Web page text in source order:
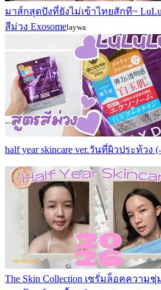
มาส์กสุดปังที่ยังไม่เข้าไทยสักที~
สีม่วง Exosomelaywa
half year skincare ver.วันที่ผิวประท้วง
The Skin Collection เซรั่มล็อคความ